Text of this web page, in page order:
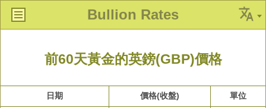
Bullion Rates
前60天黃金的英鎊(GBP)價格
日期 價格(收盤) 單位